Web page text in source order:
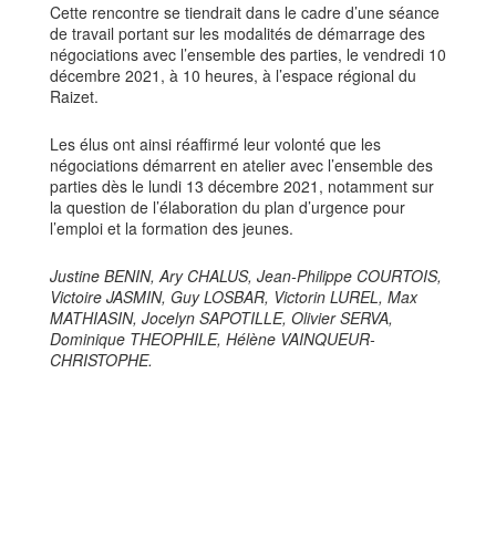
Cette rencontre se tiendrait dans le cadre d’une séance
de travail portant sur les modalités de démarrage des
négociations avec l’ensemble des parties, le vendredi 10
décembre 2021, à 10 heures, à l’espace régional du
Raizet.
Les élus ont ainsi réaffirmé leur volonté que les
négociations démarrent en atelier avec l’ensemble des
parties dès le lundi 13 décembre 2021, notamment sur
la question de l’élaboration du plan d’urgence pour
l’emploi et la formation des jeunes.
Justine BENIN, Ary CHALUS, Jean-Philippe COURTOIS,
Victoire JASMIN, Guy LOSBAR, Victorin LUREL, Max
MATHIASIN, Jocelyn SAPOTILLE, Olivier SERVA,
Dominique THEOPHILE, Hélène VAINQUEUR-
CHRISTOPHE.